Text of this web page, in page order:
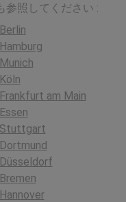
参照してください :
Berlin
Hamburg
Munich
Köln
Frankfurt am Main
Essen
Stuttgart
Dortmund
Düsseldorf
Bremen
Hannover